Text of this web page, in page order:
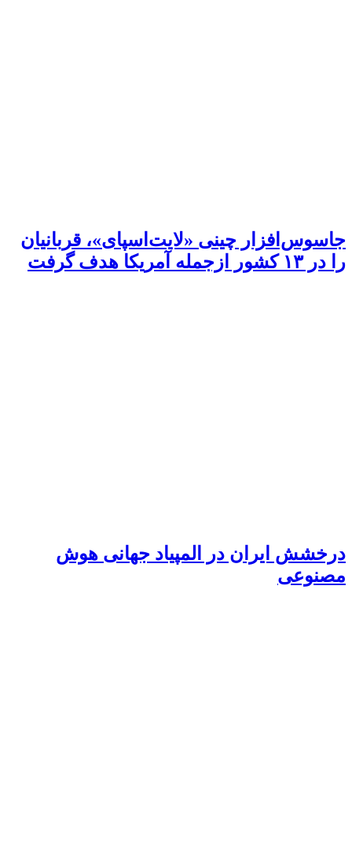
جاسوس‌افزار چینی «لایت‌اسپای»، قربانیان
را در ۱۳ کشور ازجمله آمریکا هدف گرفت
درخشش ایران در المپیاد جهانی هوش
مصنوعی